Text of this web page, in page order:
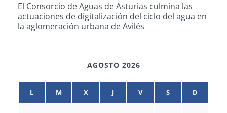
El Consorcio de Aguas de Asturias culmina las
actuaciones de digitalización del ciclo del agua en
la aglomeración urbana de Avilés
AGOSTO 2026
L M X J V S D